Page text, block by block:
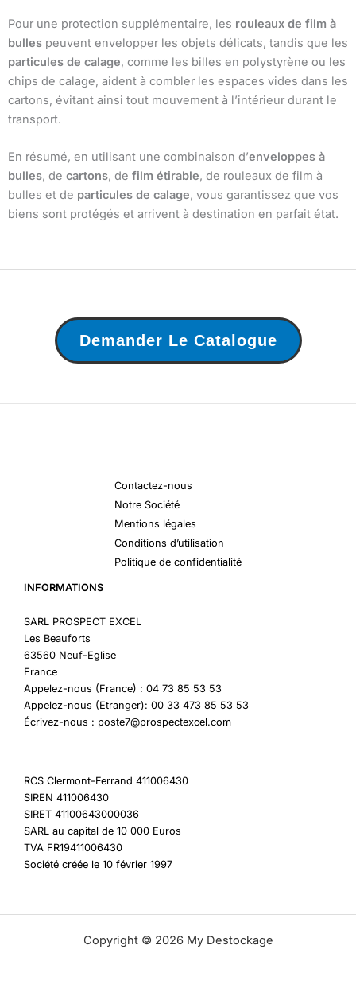
Pour une protection supplémentaire, les rouleaux de film à
bulles peuvent envelopper les objets délicats, tandis que les
particules de calage, comme les billes en polystyrène ou les
chips de calage, aident à combler les espaces vides dans les
cartons, évitant ainsi tout mouvement à l’intérieur durant le
transport.
En résumé, en utilisant une combinaison d’enveloppes à
bulles, de cartons, de film étirable, de rouleaux de film à
bulles et de particules de calage, vous garantissez que vos
biens sont protégés et arrivent à destination en parfait état.
Demander Le Catalogue
Contactez-nous
Notre Société
Mentions légales
Conditions d’utilisation
Politique de confidentialité
INFORMATIONS
SARL PROSPECT EXCEL
Les Beauforts
63560 Neuf-Eglise
France
Appelez-nous (France) : 04 73 85 53 53
Appelez-nous (Etranger): 00 33 473 85 53 53
Écrivez-nous : poste7@prospectexcel.com
RCS Clermont-Ferrand 411006430
SIREN 411006430
SIRET 41100643000036
SARL au capital de 10 000 Euros
TVA FR19411006430
Société créée le 10 février 1997
Copyright © 2026 My Destockage